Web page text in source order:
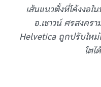
เส้นแนวตั้งที่โค้งงอใ
อ.เชาวน์ ศรสงคร
Helvetica ถูกปรับใหม่
โต